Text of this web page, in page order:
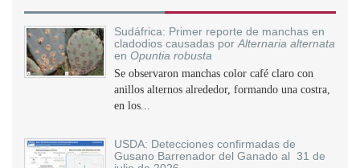
Sudáfrica: Primer reporte de manchas en
cladodios causadas por Alternaria alternata
en Opuntia robusta
Se observaron manchas color café claro con
anillos alternos alrededor, formando una costra,
en los...
USDA: Detecciones confirmadas de
Gusano Barrenador del Ganado al 31 de